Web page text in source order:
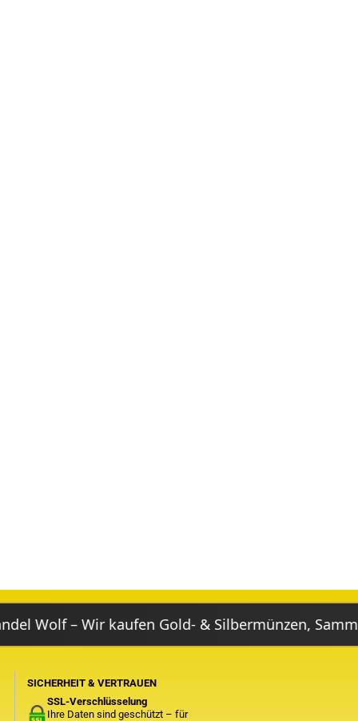
Wir kaufen Gold- & Silbermünzen,
SICHERHEIT & VERTRAUEN
SSL-Verschlüsselung
Ihre Daten sind geschützt – für